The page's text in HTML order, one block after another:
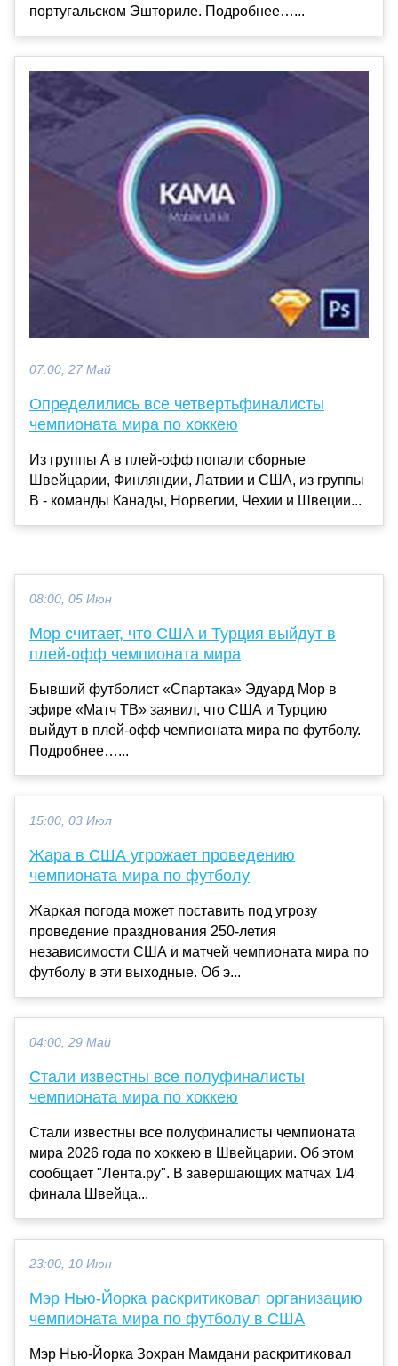
португальском Эшториле. Подробнее…...
07:00, 27 Май
Определились все четвертьфиналисты
чемпионата мира по хоккею
Из группы А в плей-офф попали сборные
Швейцарии, Финляндии, Латвии и США, из группы
B - команды Канады, Норвегии, Чехии и Швеции...
08:00, 05 Июн
Мор считает, что США и Турция выйдут в
плей‑офф чемпионата мира
Бывший футболист «Спартака» Эдуард Мор в
эфире «Матч ТВ» заявил, что США и Турцию
выйдут в плей‑офф чемпионата мира по футболу.
Подробнее…...
15:00, 03 Июл
Жара в США угрожает проведению
чемпионата мира по футболу
Жаркая погода может поставить под угрозу
проведение празднования 250-летия
независимости США и матчей чемпионата мира по
футболу в эти выходные. Об э...
04:00, 29 Май
Стали известны все полуфиналисты
чемпионата мира по хоккею
Стали известны все полуфиналисты чемпионата
мира 2026 года по хоккею в Швейцарии. Об этом
сообщает "Лента.ру". В завершающих матчах 1/4
финала Швейца...
23:00, 10 Июн
Мэр Нью-Йорка раскритиковал организацию
чемпионата мира по футболу в США
Мэр Нью-Йорка Зохран Мамдани раскритиковал